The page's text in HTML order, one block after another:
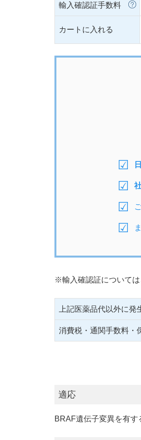
輸入確認証手数料
カートに入れる
※輸入確認証については
上記医薬品代以外に発
消費税・通関手数料・
適応
BRAF遺伝子変異を有